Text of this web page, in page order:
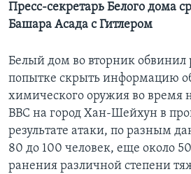
Пресс-секретарь Белого дома
Башара Асада с Гитлером
Белый дом во вторник обвинил
попытке скрыть информацию
химического оружия во время
ВВС на город Хан-Шейхун в
результате атаки, по разным
80 до 100 человек, еще около
ранения различной степени